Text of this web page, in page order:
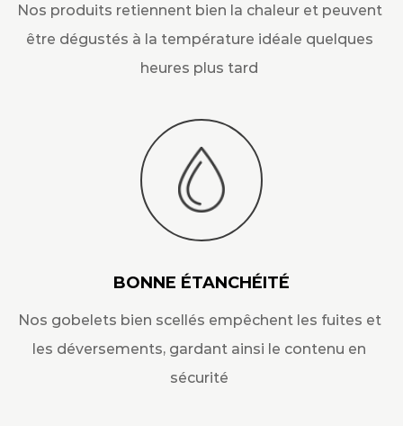
Nos produits retiennent bien la chaleur et peuvent
être dégustés à la température idéale quelques
heures plus tard
BONNE ÉTANCHÉITÉ
Nos gobelets bien scellés empêchent les fuites et
les déversements, gardant ainsi le contenu en
sécurité